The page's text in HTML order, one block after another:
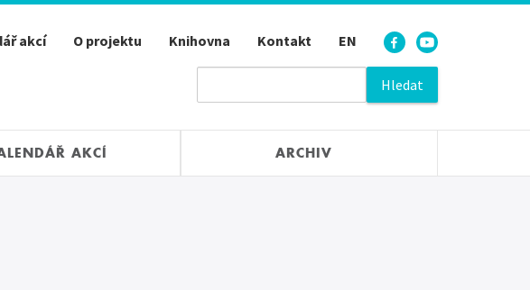
akcí O projektu Knihovna Kontakt EN
AKCÍ ARCHIV